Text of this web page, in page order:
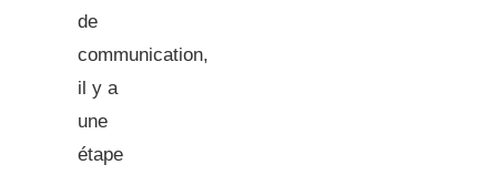
de
communication,
il y a
une
étape